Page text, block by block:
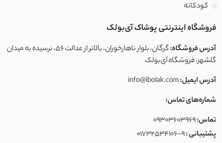
کودکانه
فروشگاه اینترنتی پوشاک آی‌بولک
آدرس فروشگاه:
گرگان، بلوار ناهارخوران، بالاتر از عدالت ۵۶، نرسیده به میدان
گلشهر، فروشگاه آی‌بولک
آدرس ایمیل:info@ibolak.com
شماره‌های تماس:
تماس:09303603969
پشتیبانی :01732534106-9